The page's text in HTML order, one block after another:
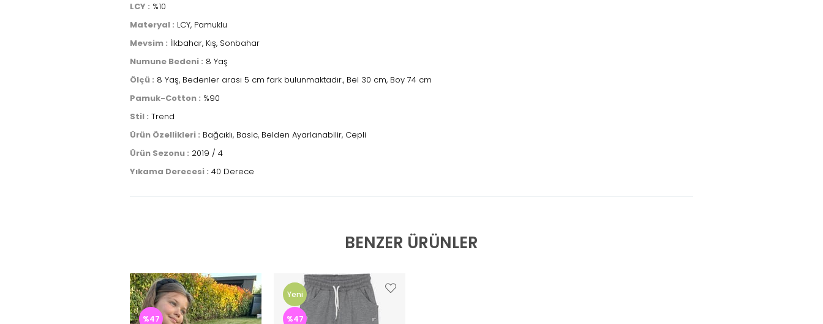
LCY : %10
Materyal : LCY, Pamuklu
Mevsim : İlkbahar, Kış, Sonbahar
Numune Bedeni : 8 Yaş
Ölçü : 8 Yaş, Bedenler arası 5 cm fark bulunmaktadır., Bel 30 cm, Boy 74 cm
Pamuk-Cotton : %90
Stil : Trend
Ürün Özellikleri : Bağcıklı, Basic, Belden Ayarlanabilir, Cepli
Ürün Sezonu : 2019 / 4
Yıkama Derecesi : 40 Derece
BENZER ÜRÜNLER
%47 %47
Yeni
Ürün